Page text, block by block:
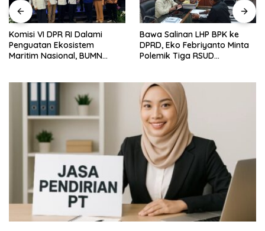
Komisi VI DPR RI Dalami
Penguatan Ekosistem
Maritim Nasional, BUMN
Bawa Salinan LHP BPK ke
DPRD, Eko Febriyanto Minta
Polemik Tiga RSUD